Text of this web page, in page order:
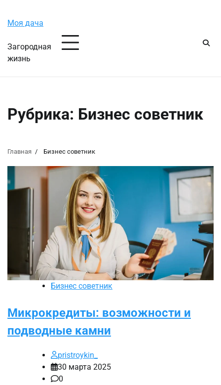
содержимому
Моя дача
Загородная
жизнь
Рубрика: Бизнес советник
Главная Бизнес советник
Бизнес советник
Микрокредиты: возможности и
подводные камни
pristroykin_
30 марта 2025
0